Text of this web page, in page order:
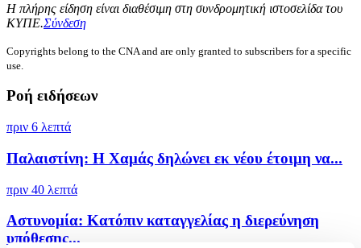
Η πλήρης είδηση είναι διαθέσιμη στη συνδρομητική ιστοσελίδα του
ΚΥΠΕ.Σύνδεση
Copyrights belong to the CNA and are only granted to subscribers for a specific
use.
Ροή ειδήσεων
πριν 6 λεπτά
Παλαιστίνη: Η Χαμάς δηλώνει εκ νέου έτοιμη να...
πριν 40 λεπτά
Αστυνομία: Κατόπιν καταγγελίας η διερεύνηση
υπόθεσης...